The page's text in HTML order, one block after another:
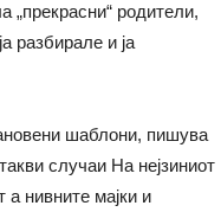
„прекрасни“ родители,
разбирале и ја
шаблони, пишува
случаи На нејзиниот
а нивните мајки и